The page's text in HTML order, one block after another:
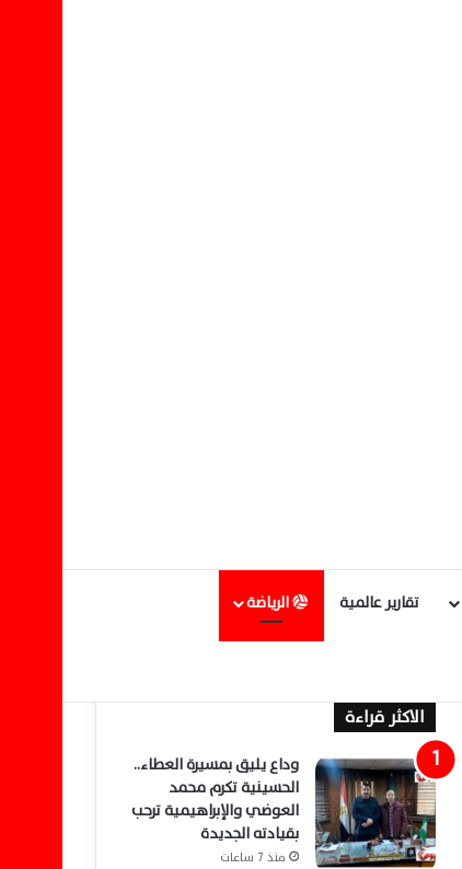
تقارير عالمية الرياضة
الاكثر قراءة
وداع يليق بمسيرة العطاء..
الحسينية تكرم محمد
العوضي والإبراهيمية ترحب
بقيادته الجديدة
منذ 7 ساعات